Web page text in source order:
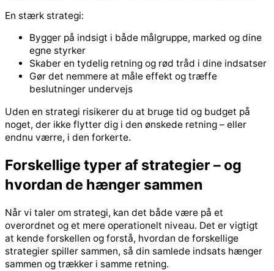
En stærk strategi:
Bygger på indsigt i både målgruppe, marked og dine
egne styrker
Skaber en tydelig retning og rød tråd i dine indsatser
Gør det nemmere at måle effekt og træffe
beslutninger undervejs
Uden en strategi risikerer du at bruge tid og budget på
noget, der ikke flytter dig i den ønskede retning – eller
endnu værre, i den forkerte.
Forskellige typer af strategier – og
hvordan de hænger sammen
Når vi taler om strategi, kan det både være på et
overordnet og et mere operationelt niveau. Det er vigtigt
at kende forskellen og forstå, hvordan de forskellige
strategier spiller sammen, så din samlede indsats hænger
sammen og trækker i samme retning.